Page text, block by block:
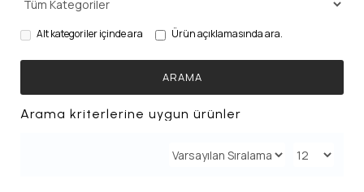
Alt kategoriler içinde ara Ürün açıklamasında ara.
ARAMA
Arama kriterlerine uygun ürünler